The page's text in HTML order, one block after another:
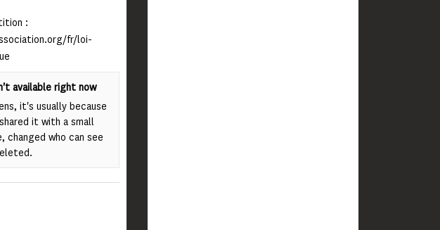
:
fr/loi-
available right now
it's usually because
it with a small
changed who can see